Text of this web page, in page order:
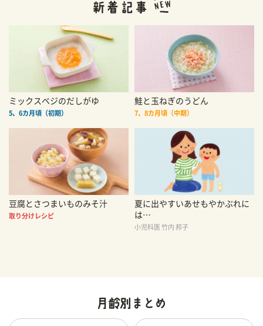
ミックスベジのだしがゆ
5、6カ月頃（初期）
鮭と玉ねぎのうどん
7、8カ月頃（中期）
豆腐とさつまいものみそ汁
取り分けレシピ
夏に出やすいあせもやかぶれに
は…
小児科医 竹内 邦子